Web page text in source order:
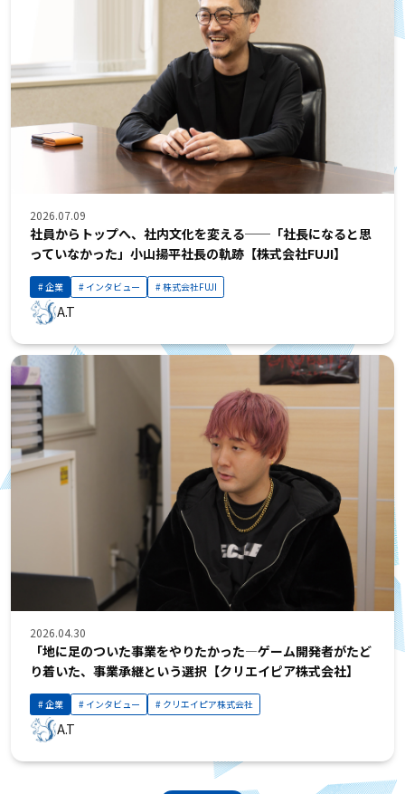
2026.07.09
社員からトップへ、社内文化を変える──「社長になると思
っていなかった」小山揚平社長の軌跡【株式会社FUJI】
企業 インタビュー 株式会社FUJI
A.T
2026.04.30
「地に足のついた事業をやりたかった—ゲーム開発者がたど
り着いた、事業承継という選択【クリエイピア株式会社】
企業 インタビュー クリエイピア株式会社
A.T